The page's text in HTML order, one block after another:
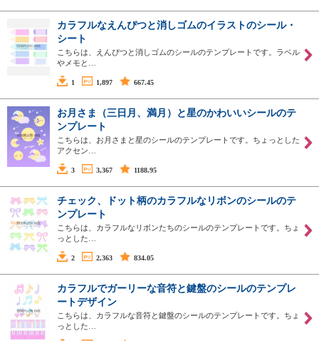
カラフルなえんぴつと消しゴムのイラストのシール・
シート
こちらは、えんぴつと消しゴムのシールのテンプレートです。ラベル
やメモと…
1 1,897 667.45
お月さま（三日月、満月）と星のかわいいシールのテ
ンプレート
こちらは、お月さまと星のシールのテンプレートです。ちょっとした
アクセン…
3 3,367 1188.95
チェック、ドット柄のカラフルなリボンのシールのテ
ンプレート
こちらは、カラフルなリボンたちのシールのテンプレートです。ちょ
っとした…
2 2,363 834.05
カラフルでガーリーな音符と鍵盤のシールのテンプレ
ートデザイン
こちらは、カラフルな音符と鍵盤のシールのテンプレートです。ちょ
っとした…